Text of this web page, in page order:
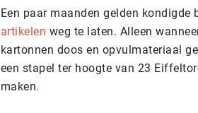
Een paar maanden gelden kondigde
artikelen weg te laten. Alleen
kartonnen doos en opvulmateriaal
een stapel ter hoogte van 23
maken.